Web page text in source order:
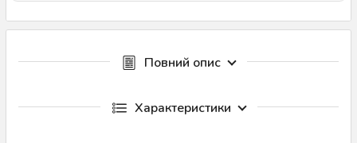
Повний опис
Характеристики